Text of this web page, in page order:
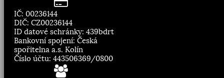
IČ: 00236144
DIČ: CZ00236144
ID datové schránky: 439bdrt
Bankovní spojení: Česká
spořitelna a.s. Kolín
Číslo účtu: 443506369/0800